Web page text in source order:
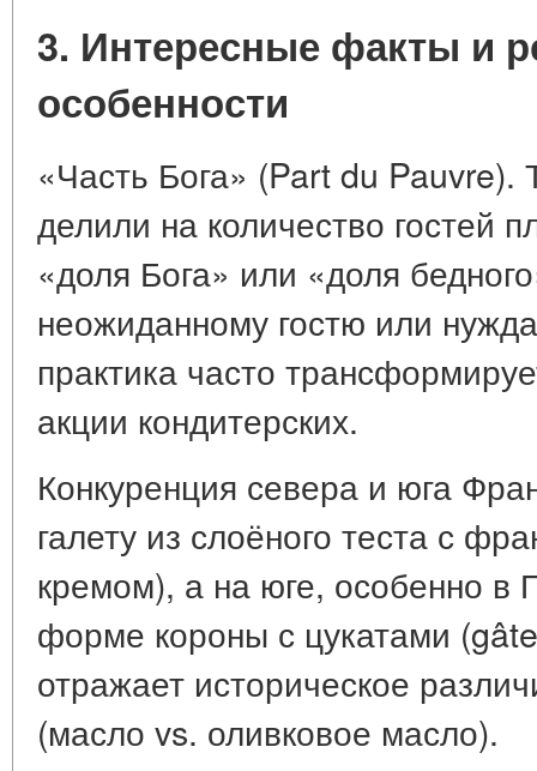
3. Интересные факты и
особенности
«Часть Бога» (Part du Pauvre).
делили на количество гостей
«доля Бога» или «доля
неожиданному гостю или
практика часто
акции кондитерских.
Конкуренция севера и юга
галету из слоёного теста с
кремом), а на юге, особенно
форме короны с цукатами
отражает историческое
(масло vs. оливковое масло).